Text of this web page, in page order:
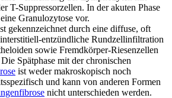
T-Suppressorzellen. In der akuten Phase
Granulozytose vor.
gekennzeichnet durch eine diffuse, oft
entzündliche Rundzellinfiltration
sowie Fremdkörper-Riesenzellen
Spätphase mit der chronischen
ist weder makroskopisch noch
und kann von anderen Formen
nicht unterschieden werden.